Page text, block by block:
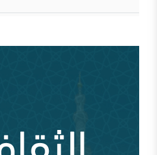
قطع الطريق دون داعش
أين السلفية من الانفصاليين في اليمن
مشاهدة )
أزمة قطر وإدارة الأزمة ( 83706 مشاهدة )